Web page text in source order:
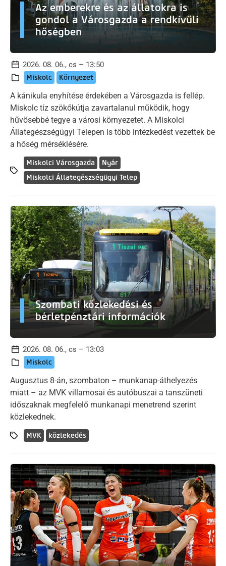
Az emberekre és az állatokra is
gondol a Városgazda a rendkívüli
hőségben
2026. 08. 06., cs – 13:50
Miskolc Környezet
A kánikula enyhítése érdekében a Városgazda is fellép.
Miskolc tíz szökőkútja zavartalanul működik, hogy
hűvösebbé tegye a városi környezetet. A Miskolci
Állategészségügyi Telepen is több intézkedést vezettek be
a hőség mérséklésére.
Miskolci Városgazda
Nyár
Miskolci Állategészségügyi Telep
Szombati közlekedési és
bérletpénztári információk
2026. 08. 06., cs – 13:03
Miskolc
Augusztus 8-án, szombaton – munkanap-áthelyezés
miatt – az MVK villamosai és autóbuszai a tanszüneti
időszaknak megfelelő munkanapi menetrend szerint
közlekednek.
MVK közlekedés